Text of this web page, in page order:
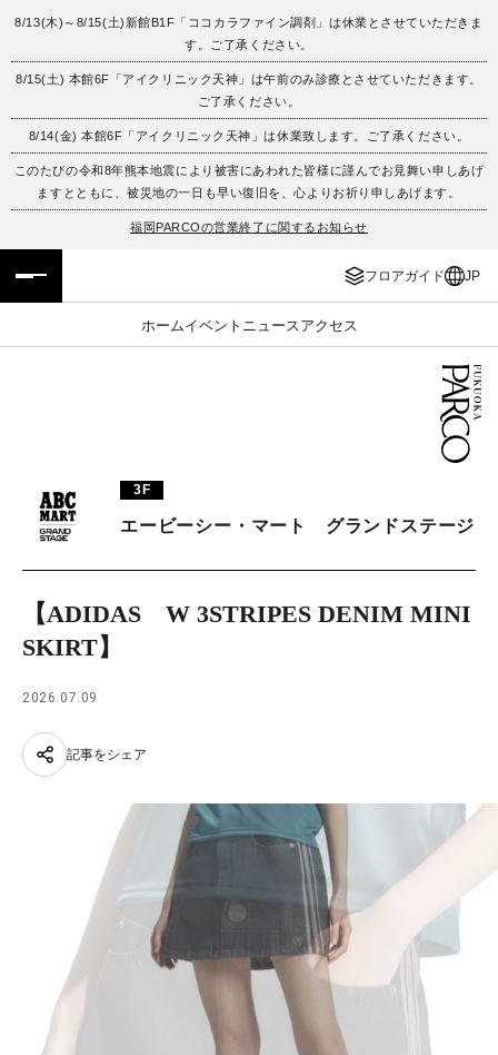
8/13(木)～8/15(土)新館B1F「ココカラファイン調剤」は休業とさせていただきま
す。ご了承ください。
8/15(土) 本館6F「アイクリニック天神」は午前のみ診療とさせていただきます。
ご了承ください。
8/14(金) 本館6F「アイクリニック天神」は休業致します。ご了承ください。
このたびの令和8年熊本地震により被害にあわれた皆様に謹んでお見舞い申しあげ
ますとともに、被災地の一日も早い復旧を、心よりお祈り申しあげます。
福岡PARCOの営業終了に関するお知らせ
フロアガイド JP
ホームイベント ニュース アクセス
フロアガイド
施設案内・アクセス
イベント・ポップアップ
レストラン・カフェ
ENGLISH
繁体字
簡体字
ภาษาไทย
3F
エービーシー・マート グランドステージ
【ADIDAS W 3STRIPES DENIM MINI
SKIRT】
2026.07.09
記事をシェア